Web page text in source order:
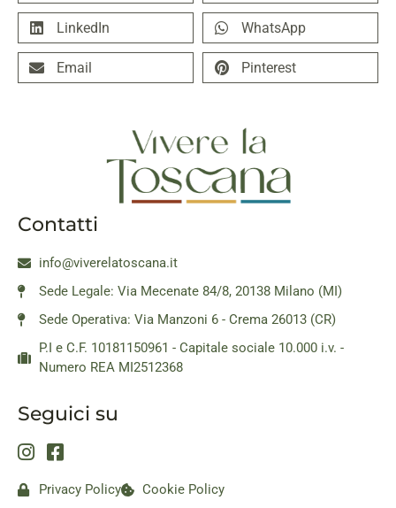
LinkedIn WhatsApp
Email Pinterest
Contatti
info@viverelatoscana.it
Sede Legale: Via Mecenate 84/8, 20138 Milano (MI)
Sede Operativa: Via Manzoni 6 - Crema 26013 (CR)
P.I e C.F. 10181150961 - Capitale sociale 10.000 i.v. -
Numero REA MI2512368
Seguici su
Privacy Policy Cookie Policy